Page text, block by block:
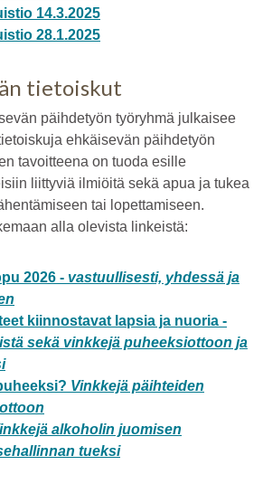
14.3.2025
28.1.2025
tietoiskut
päihdetyön työryhmä julkaisee
ehkäisevän päihdetyön
tavoitteena on tuoda esille
liittyviä ilmiöitä sekä apua ja tukea
tai lopettamiseen.
alla olevista linkeistä:
2026 - vastuullisesti, yhdessä ja
kiinnostavat lapsia ja nuoria -
sekä vinkkejä puheeksiottoon ja
Vinkkejä päihteiden
alkoholin juomisen
tueksi